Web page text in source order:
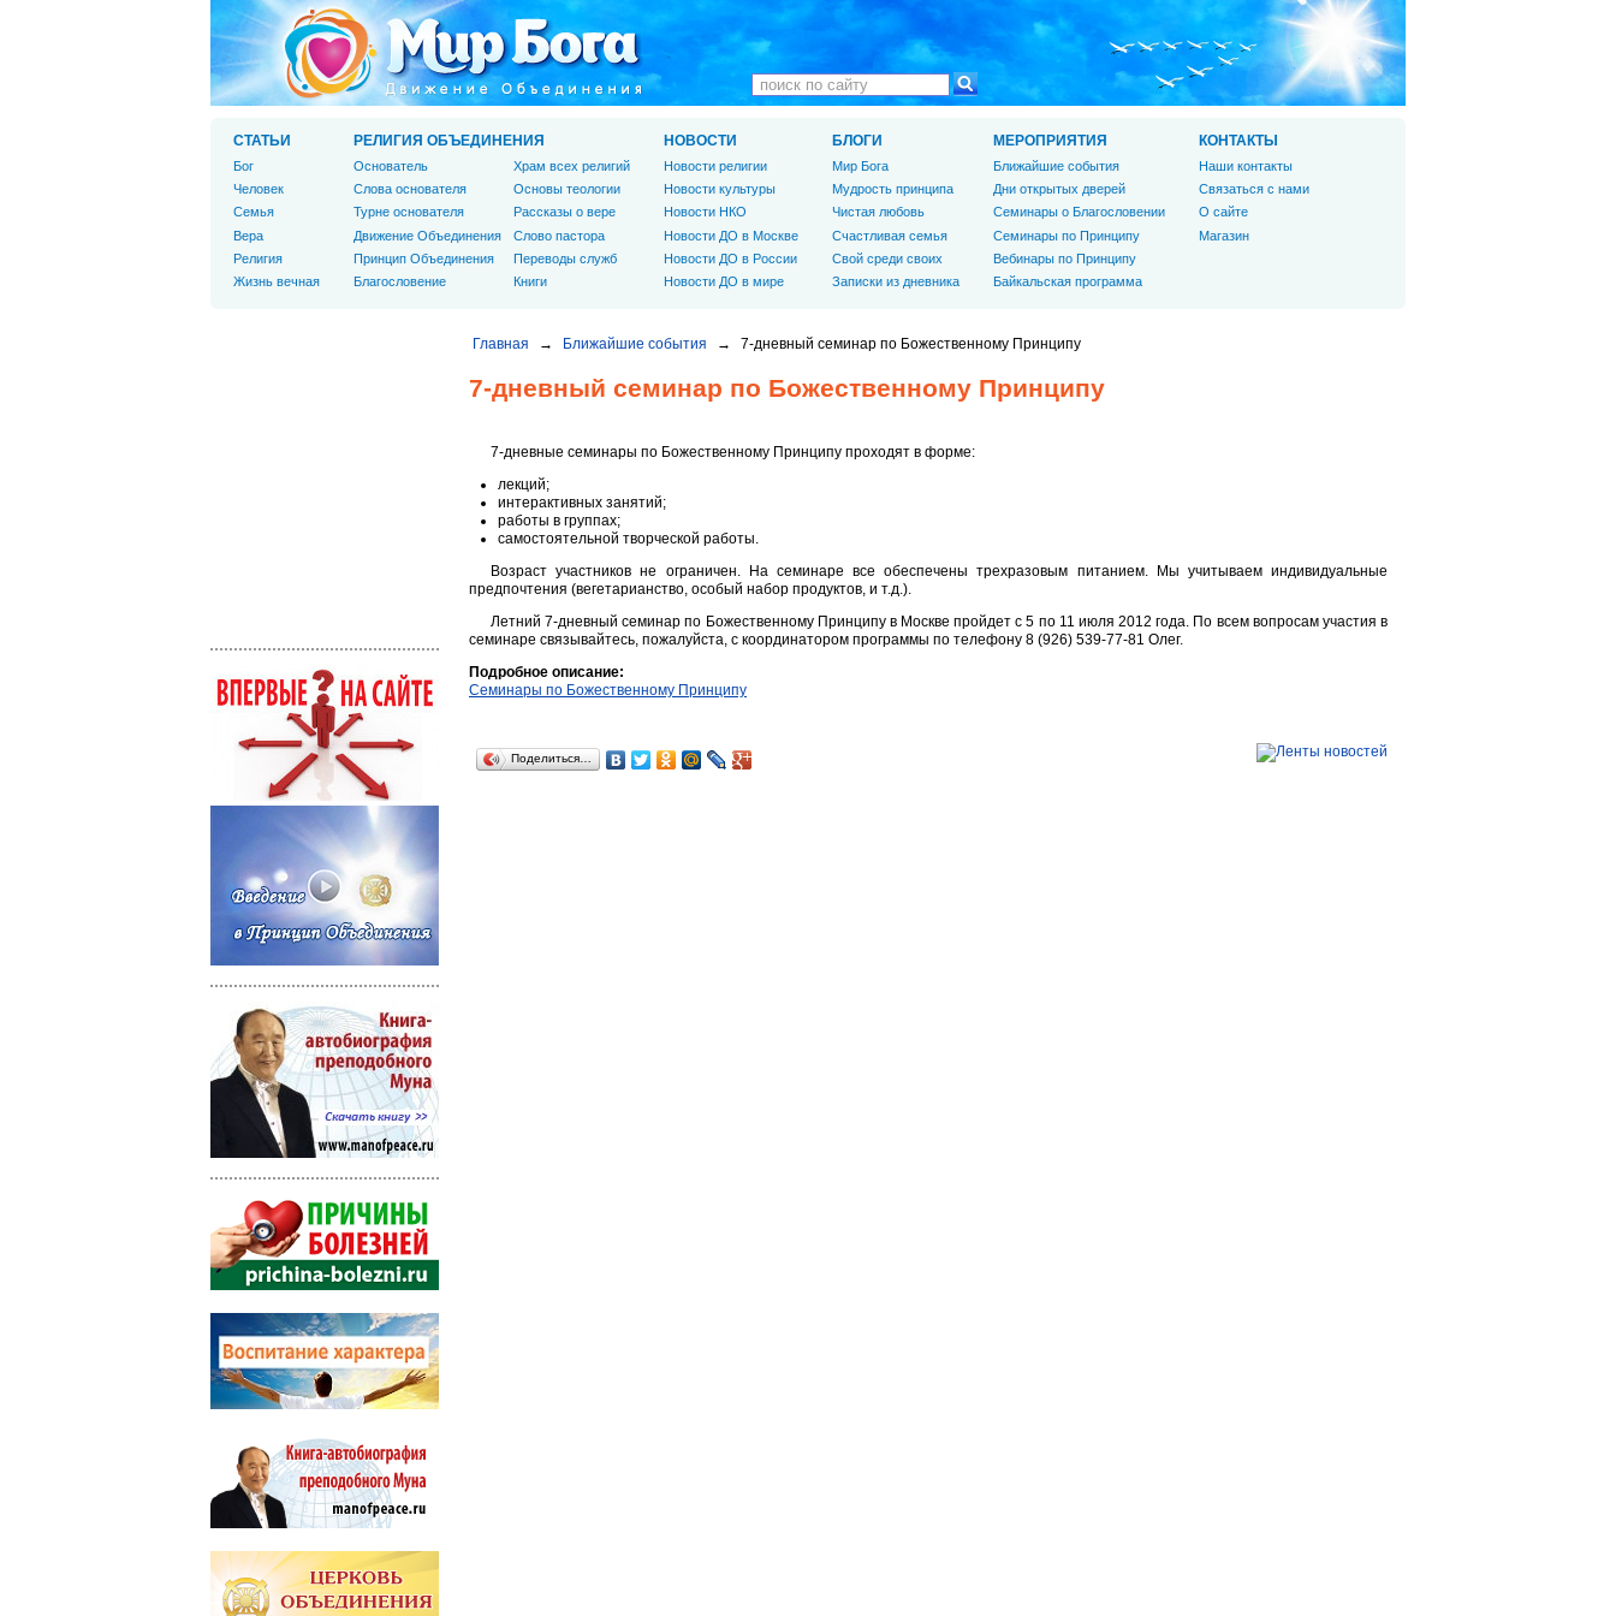
Главная → Ближайшие события → 7-дневный семинар по Божественному Принципу
7-дневный семинар по Божественному Принципу
7-дневные семинары по Божественному Принципу проходят в форме:
лекций;
интерактивных занятий;
работы в группах;
самостоятельной творческой работы.
Возраст участников не ограничен. На семинаре все обеспечены трехразовым питанием. Мы учитываем индивидуальные
предпочтения (вегетарианство, особый набор продуктов, и т.д.).
Летний 7-дневный семинар по Божественному Принципу в Москве пройдет с 5 по 11 июля 2012 года. По всем вопросам участия в
семинаре связывайтесь, пожалуйста, с координатором программы по телефону 8 (926) 539-77-81 Олег.
Подробное описание:
Семинары по Божественному Принципу
Поделиться…
СТАТЬИ
Бог
Человек
Cемья
Вера
Религия
Жизнь вечная
РЕЛИГИЯ ОБЪЕДИНЕНИЯ
Основатель
Слова основателя
Турне основателя
Движение Объединения
Принцип Объединения
Благословение
Храм всех религий
Основы теологии
Рассказы о вере
Слово пастора
Переводы служб
Книги
НОВОСТИ
Новости религии
Новости культуры
Новости НКО
Новости ДО в Москве
Новости ДО в России
Новости ДО в мире
БЛОГИ
Мир Бога
Мудрость принципа
Чистая любовь
Счастливая семья
Свой среди своих
Записки из дневника
МЕРОПРИЯТИЯ
Ближайшие события
Дни открытых дверей
Семинары о Благословении
Семинары по Принципу
Вебинары по Принципу
Байкальская программа
КОНТАКТЫ
Наши контакты
Связаться с нами
О сайте
Магазин